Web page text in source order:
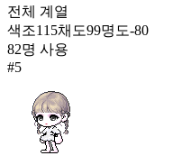
전체 계열
색조115채도99명도-80
82명 사용
#5